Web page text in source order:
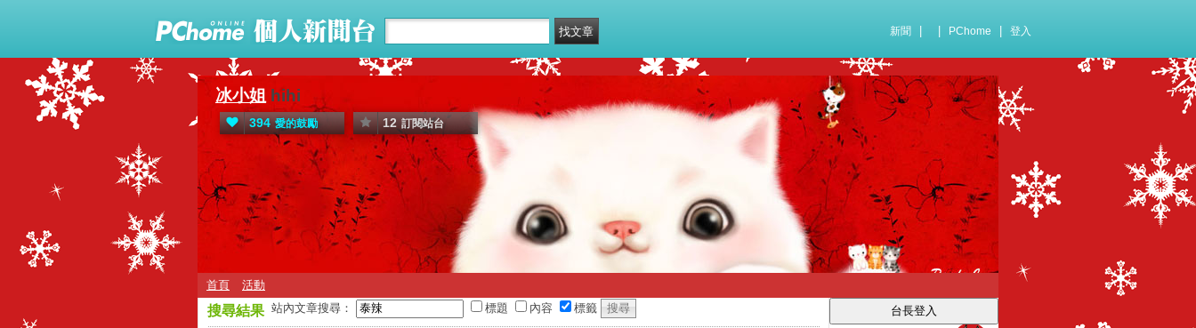
新聞 PChome 登入
冰小姐 hihi
394 愛的鼓勵 12 訂閱站台
首頁 活動
搜尋結果 站內文章搜尋： 標題 內容 標籤